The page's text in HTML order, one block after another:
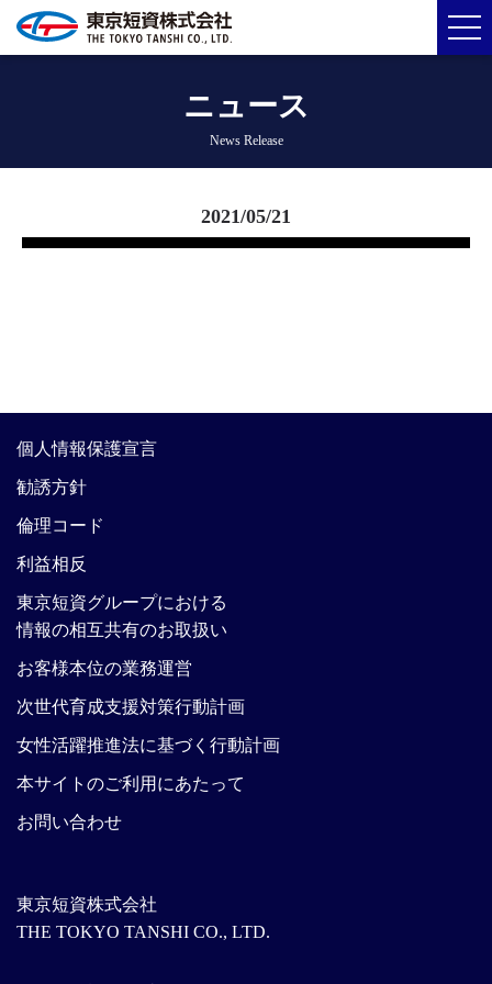
ニュース
News Release
2021/05/21
東京短資株式会社
THE TOKYO TANSHI CO., LTD.
個人情報保護宣言
勧誘方針
倫理コード
利益相反
東京短資グループにおける
情報の相互共有のお取扱い
お客様本位の業務運営
次世代育成支援対策行動計画
女性活躍推進法に基づく行動計画
本サイトのご利用にあたって
お問い合わせ